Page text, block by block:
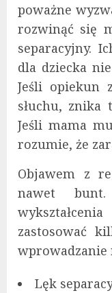
poważne
rozwinąć się
separacyjny.
dla dziecka
Jeśli opiekun
słuchu, znika
Jeśli mama
rozumie, że
Objawem z
nawet
zastosować
wprowadzanie
Lęk